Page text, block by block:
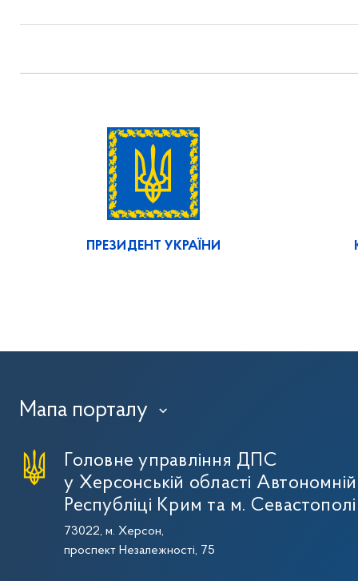
ПРЕЗИДЕНТ УКРАЇНИ
Мапа порталу ›
Головне управління ДПС
у Херсонській області Автономній
Республіці Крим та м. Севастополі
73022, м. Херсон,
проспект Незалежності, 75